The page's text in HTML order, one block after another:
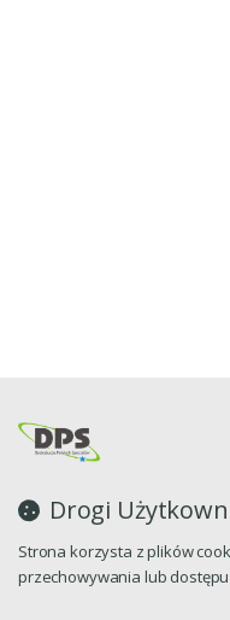
Drogi
Strona korzysta z plików
przechowywania lub